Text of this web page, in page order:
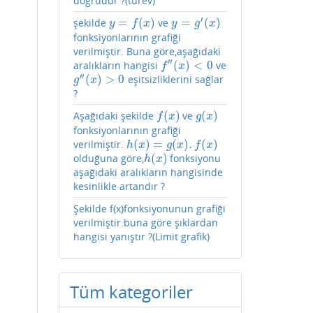
şekilde y = f(x)
y=f(x vey = g′ (x)
y=g′( x)
fonksiyonlarının grafiği
verilmiştir. Buna göre,aşağıdaki
aralıkların hangisi f′′ (x) < 0
f″(x)<0 ve
g′′ (x) > 0
g″(x)>0
eşitsizliklerini sağlar
?
Aşağıdaki şekilde f(x)
f(x) ve g(x)
g(x)
fonksiyonlarının grafiği
verilmiştir. h(x) = g(x). f(x)
h(x)=g(x) .f(x)
olduğuna göre,h(x)
h(x)
fonksiyonu
aşağıdaki aralıkların hangisinde
kesinlikle artandır ?
Şekilde f(x)fonksiyonunun grafiği
verilmiştir.buna göre şıklardan
hangisi yanıştır ?(Limit grafik)
Tüm kategoriler